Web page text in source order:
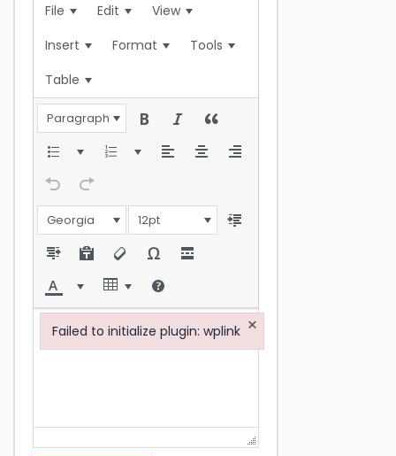
File Edit
View
Insert
Format
Tools
Table
Paragraph
Georgia 12pt
Failed to initialize plugin: wplink ×
Failed to initialize plugin: wplink